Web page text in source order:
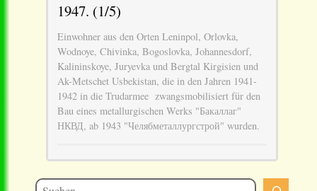
1947. (1/5)
Einwohner aus den Orten Leninpol, Orlovka,
Wodnoye, Chivinka, Bogoslovka, Johannesdorf,
Kalininskoye, Juryevka und Bergtal Kirgisien und
Ak-Metschet Usbekistan, die in den Jahren 1941-
1942 in die Trudarmee zwangsmobilisiert für den
Bau eines metallurgischen Werks "Бакаллаг"
НКВД, ab 1943 "Челябметаллургстрой" wurden.